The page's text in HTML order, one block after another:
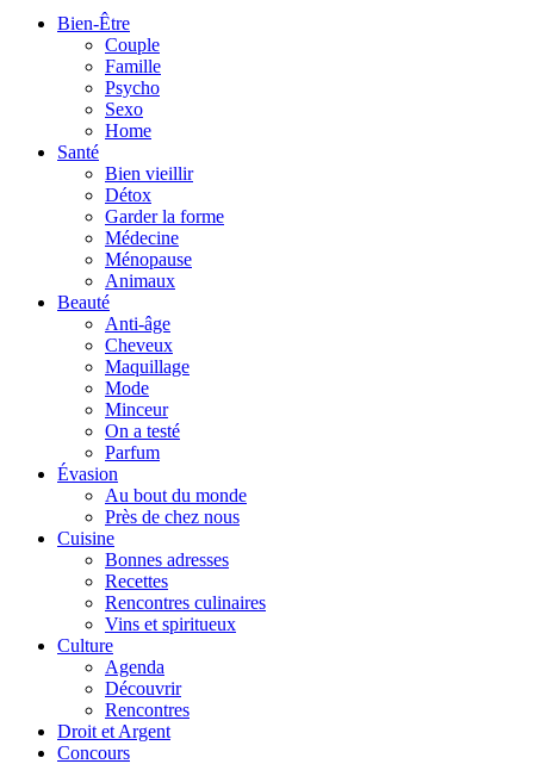
Bien-Être
Couple
Famille
Psycho
Sexo
Home
Santé
Bien vieillir
Détox
Garder la forme
Médecine
Ménopause
Animaux
Beauté
Anti-âge
Cheveux
Maquillage
Mode
Minceur
On a testé
Parfum
Évasion
Au bout du monde
Près de chez nous
Cuisine
Bonnes adresses
Recettes
Rencontres culinaires
Vins et spiritueux
Culture
Agenda
Découvrir
Rencontres
Droit et Argent
Concours